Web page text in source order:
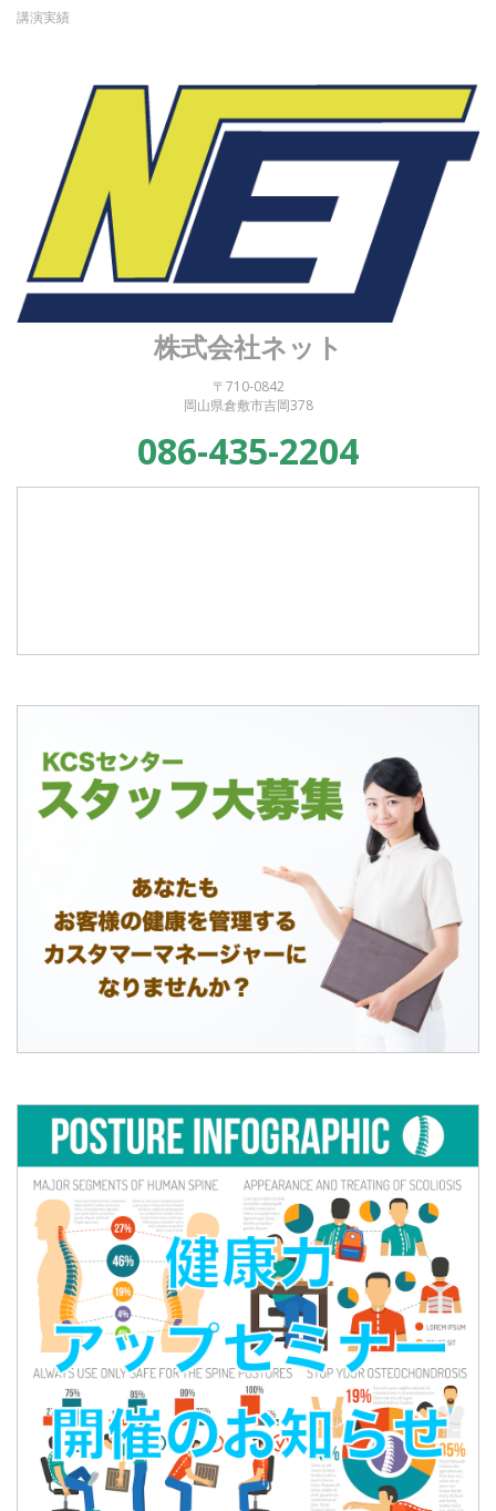
講演実績
株式会社ネット
〒710-0842
岡山県倉敷市吉岡378
086-435-2204